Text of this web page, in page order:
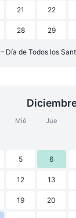
21 22
28 29
– Día de Todos los
Mié Jue
5 6
12 13
19 20